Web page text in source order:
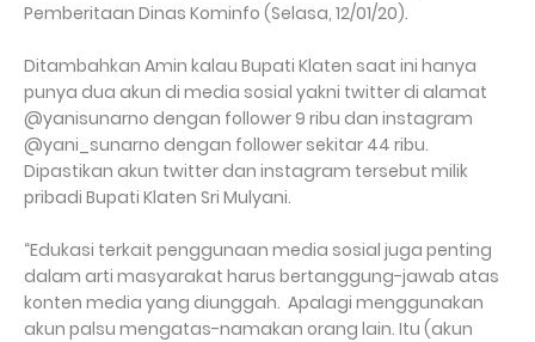
Pemberitaan Dinas Kominfo (Selasa, 12/01/20).
Ditambahkan Amin kalau Bupati Klaten saat ini hanya
punya dua akun di media sosial yakni twitter di alamat
@yanisunarno dengan follower 9 ribu dan instagram
@yani_sunarno dengan follower sekitar 44 ribu.
Dipastikan akun twitter dan instagram tersebut milik
pribadi Bupati Klaten Sri Mulyani.
“Edukasi terkait penggunaan media sosial juga penting
dalam arti masyarakat harus bertanggung-jawab atas
konten media yang diunggah. Apalagi menggunakan
akun palsu mengatas-namakan orang lain. Itu (akun